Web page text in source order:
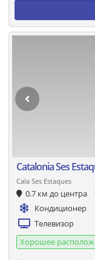
Catalonia Ses
Cala Ses Estaques
0.7 км до центра
Кондиционер
Телевизор
Хорошее